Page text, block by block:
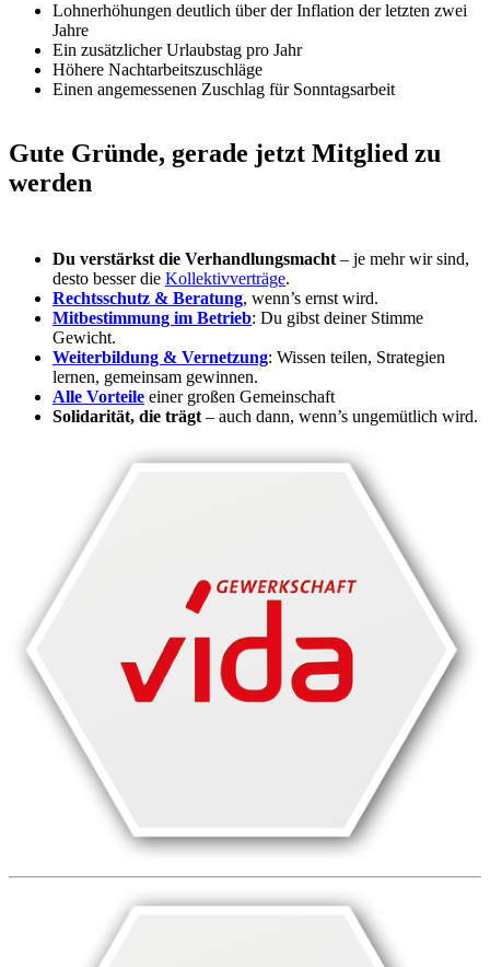
Lohnerhöhungen deutlich über der Inflation der letzten zwei
Jahre
Ein zusätzlicher Urlaubstag pro Jahr
Höhere Nachtarbeitszuschläge
Einen angemessenen Zuschlag für Sonntagsarbeit
Gute Gründe, gerade jetzt Mitglied zu
werden
Du verstärkst die Verhandlungsmacht – je mehr wir sind,
desto besser die Kollektivverträge.
Rechtsschutz & Beratung, wenn’s ernst wird.
Mitbestimmung im Betrieb: Du gibst deiner Stimme
Gewicht.
Weiterbildung & Vernetzung: Wissen teilen, Strategien
lernen, gemeinsam gewinnen.
Alle Vorteile einer großen Gemeinschaft
Solidarität, die trägt – auch dann, wenn’s ungemütlich wird.